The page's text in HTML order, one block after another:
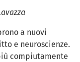
a nuovi
e neuroscienze.
compiutamente